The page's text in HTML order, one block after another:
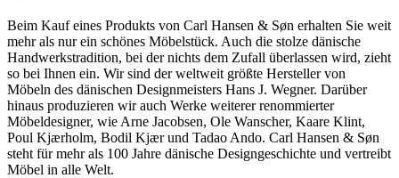
Beim Kauf eines Produkts von Carl Hansen & Søn erhalten Sie weit
mehr als nur ein schönes Möbelstück. Auch die stolze dänische
Handwerkstradition, bei der nichts dem Zufall überlassen wird, zieht
so bei Ihnen ein. Wir sind der weltweit größte Hersteller von
Möbeln des dänischen Designmeisters Hans J. Wegner. Darüber
hinaus produzieren wir auch Werke weiterer renommierter
Möbeldesigner, wie Arne Jacobsen, Ole Wanscher, Kaare Klint,
Poul Kjærholm, Bodil Kjær und Tadao Ando. Carl Hansen & Søn
steht für mehr als 100 Jahre dänische Designgeschichte und vertreibt
Möbel in alle Welt.